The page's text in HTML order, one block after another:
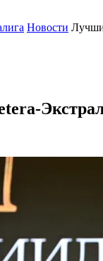
Новости